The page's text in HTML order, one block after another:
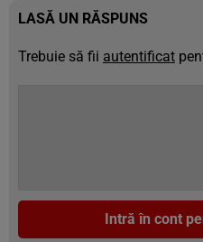
LASĂ UN RĂSPUNS
Trebuie să fii autentificat
Intră în cont